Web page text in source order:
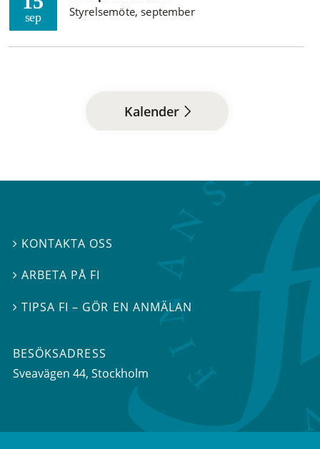
sep Styrelsemöte, september
Kalender
 KONTAKTA OSS
ARBETA PÅ FI
TIPSA FI – GÖR EN ANMÄLAN
BESÖKSADRESS
Sveavägen 44, Stockholm